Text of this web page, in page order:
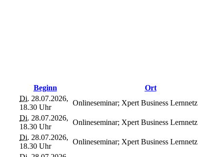
Beginn Ort
Di. 28.07.2026,
18.30 Uhr
Onlineseminar; Xpert Business Lernnetz
Di. 28.07.2026,
18.30 Uhr
Onlineseminar; Xpert Business Lernnetz
Di. 28.07.2026,
18.30 Uhr
Onlineseminar; Xpert Business Lernnetz